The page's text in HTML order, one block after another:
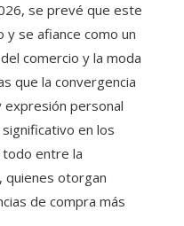
se prevé que este
y se afiance como un
comercio y la moda
que la convergencia
personal
en los
entre la
quienes otorgan
de compra más